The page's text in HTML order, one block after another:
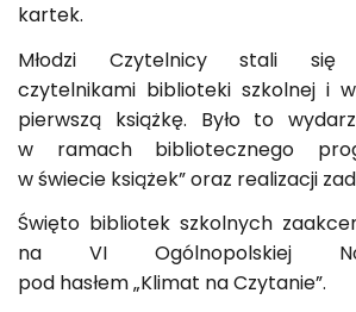
kartek.
Młodzi Czytelnicy stali się
czytelnikami biblioteki szkolnej i
pierwszą książkę. Było to
w ramach bibliotecznego
w świecie książek” oraz realizacji
Święto bibliotek szkolnych
na VI Ogólnopolskiej
pod hasłem „Klimat na Czytanie”.